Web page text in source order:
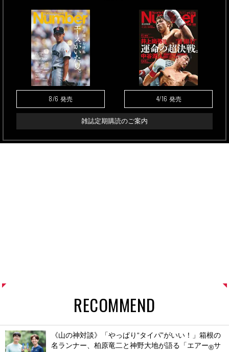
8/6 発売 4/16 発売
雑誌定期購読のご案内
RECOMMEND
《山の神対談》「やっぱり“タイパ”がいい！」箱根の
名ランナー、柏原竜二と神野大地が語る「エアー®サ